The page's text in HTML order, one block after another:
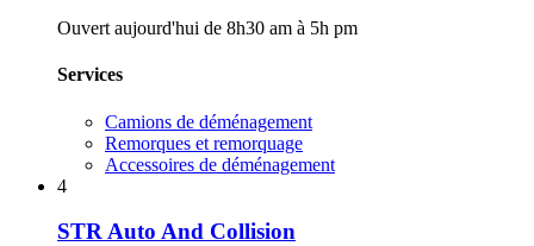
Ouvert aujourd'hui de 8h30 am à 5h pm
Services
Camions de déménagement
Remorques et remorquage
Accessoires de déménagement
4
STR Auto And Collision